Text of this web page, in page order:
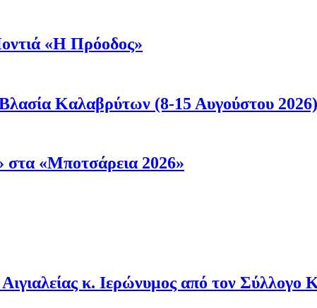
«Η Πρόοδος»
Καλαβρύτων (8-15 Αυγούστου 2026)
στα «Μποτσάρεια 2026»
κ. Ιερώνυμος από τον Σύλλογο